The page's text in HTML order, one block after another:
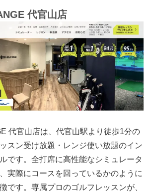
代官山店
代官山店は、代官山駅より徒歩1分の
スン受け放題・レンジ使い放題のイン
です。全打席に高性能なシミュレータ
実際にコースを回っているかのように
です。専属プロのゴルフレッスンが、